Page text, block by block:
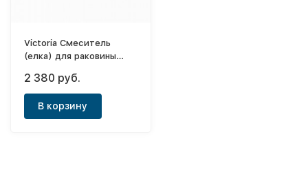
Victoria Смеситель
(елка) для раковины
выдвыжной лейкой Nile
ф40
2 380 руб.
В корзину